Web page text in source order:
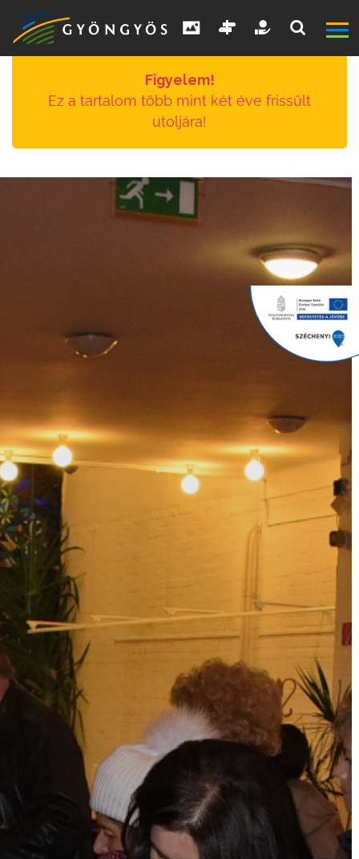
GYÖNGYÖS
VÁROS
VÁROSUNKRÓL
LAKOSSÁGI
INFORMÁCIÓK
HASZNOS
KVÍZ
PÉNZÜGYEI
KÖLTSÉGVETÉSI
Figyelem!
Ez a tartalom több mint két éve frissült
utoljára!